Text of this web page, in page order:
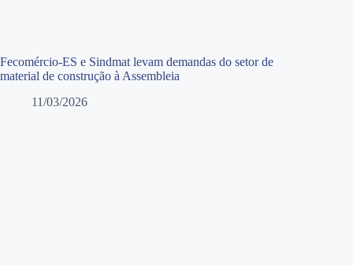
Fecomércio-ES e Sindmat levam demandas do setor de
material de construção à Assembleia
11/03/2026